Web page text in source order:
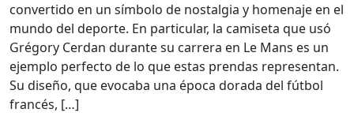
convertido en un símbolo de nostalgia y homenaje en el
mundo del deporte. En particular, la camiseta que usó
Grégory Cerdan durante su carrera en Le Mans es un
ejemplo perfecto de lo que estas prendas representan.
Su diseño, que evocaba una época dorada del fútbol
francés, […]